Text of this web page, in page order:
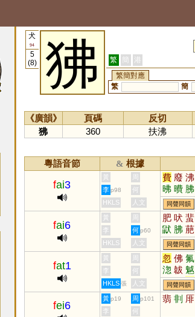
犬
94
5
(8)
狒 繁 簡 港
繁簡對應
繁
簡
《廣韻》 頁碼 反切
狒
360 扶沸
粵語音節 & 根據
fai3
黃 周 費 廢 沸
昲 曊 胇
李 p98
何
HKLS
人文 同聲同韻
fai6
黃 周 肥 吠 蜚
鼣 胇 萉
李 何 p60
HKLS 人文 同聲同韻
fat1
黃 周 忽 佛 氟
淴 韍 魆
笏 芾 茀
芴 曶 昒
冹 啒 柭
李
何
HKLS 張 人文 同聲同韻
fei6
黃 p19 周 p101 翡 剕 厞
李
何